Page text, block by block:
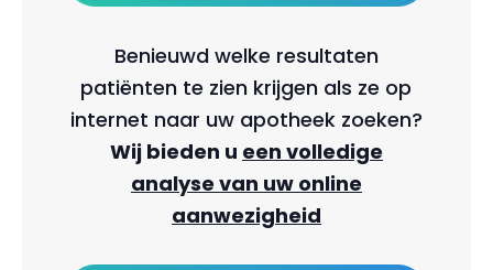
Benieuwd welke resultaten
patiënten te zien krijgen als ze op
internet naar uw apotheek zoeken?
Wij bieden u een volledige
analyse van uw online
aanwezigheid